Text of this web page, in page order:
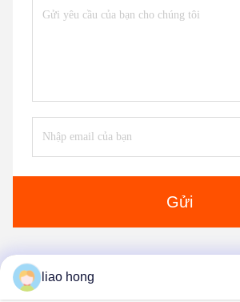
Gửi
liao hong